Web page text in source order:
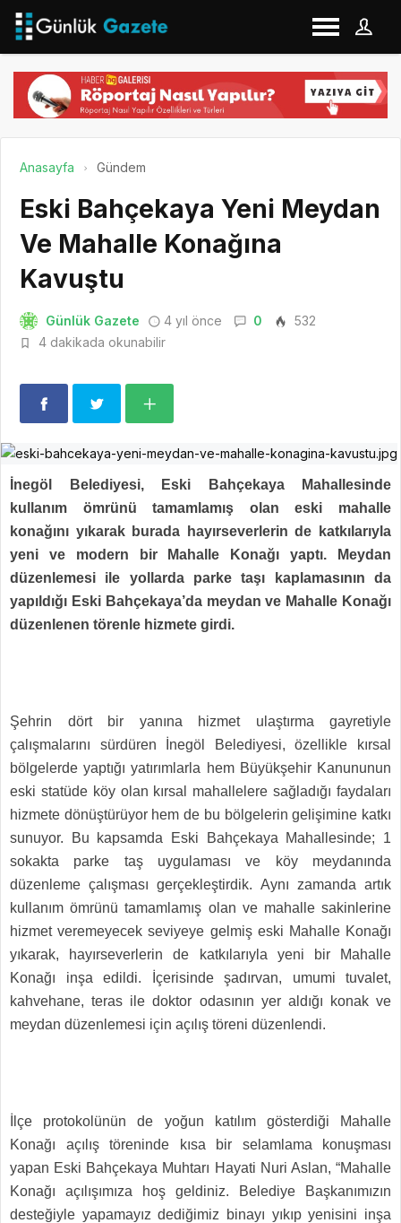
Anasayfa Gündem
Eski Bahçekaya Yeni Meydan
Ve Mahalle Konağına
Kavuştu
Günlük Gazete 4 yıl önce 0
532
4 dakikada okunabilir
İnegöl Belediyesi, Eski Bahçekaya Mahallesinde
kullanım ömrünü tamamlamış olan eski mahalle
konağını yıkarak burada hayırseverlerin de katkılarıyla
yeni ve modern bir Mahalle Konağı yaptı. Meydan
düzenlemesi ile yollarda parke taşı kaplamasının da
yapıldığı Eski Bahçekaya’da meydan ve Mahalle Konağı
düzenlenen törenle hizmete girdi.
Şehrin dört bir yanına hizmet ulaştırma gayretiyle
çalışmalarını sürdüren İnegöl Belediyesi, özellikle kırsal
bölgelerde yaptığı yatırımlarla hem Büyükşehir Kanununun
eski statüde köy olan kırsal mahallelere sağladığı faydaları
hizmete dönüştürüyor hem de bu bölgelerin gelişimine katkı
sunuyor. Bu kapsamda Eski Bahçekaya Mahallesinde; 1
sokakta parke taş uygulaması ve köy meydanında
düzenleme çalışması gerçekleştirdik. Aynı zamanda artık
kullanım ömrünü tamamlamış olan ve mahalle sakinlerine
hizmet veremeyecek seviyeye gelmiş eski Mahalle Konağı
yıkarak, hayırseverlerin de katkılarıyla yeni bir Mahalle
Konağı inşa edildi. İçerisinde şadırvan, umumi tuvalet,
kahvehane, teras ile doktor odasının yer aldığı konak ve
meydan düzenlemesi için açılış töreni düzenlendi.
İlçe protokolünün de yoğun katılım gösterdiği Mahalle
Konağı açılış töreninde kısa bir selamlama konuşması
yapan Eski Bahçekaya Muhtarı Hayati Nuri Aslan, “Mahalle
Konağı açılışımıza hoş geldiniz. Belediye Başkanımızın
desteğiyle yapamayız dediğimiz binayı yıkıp yenisini inşa